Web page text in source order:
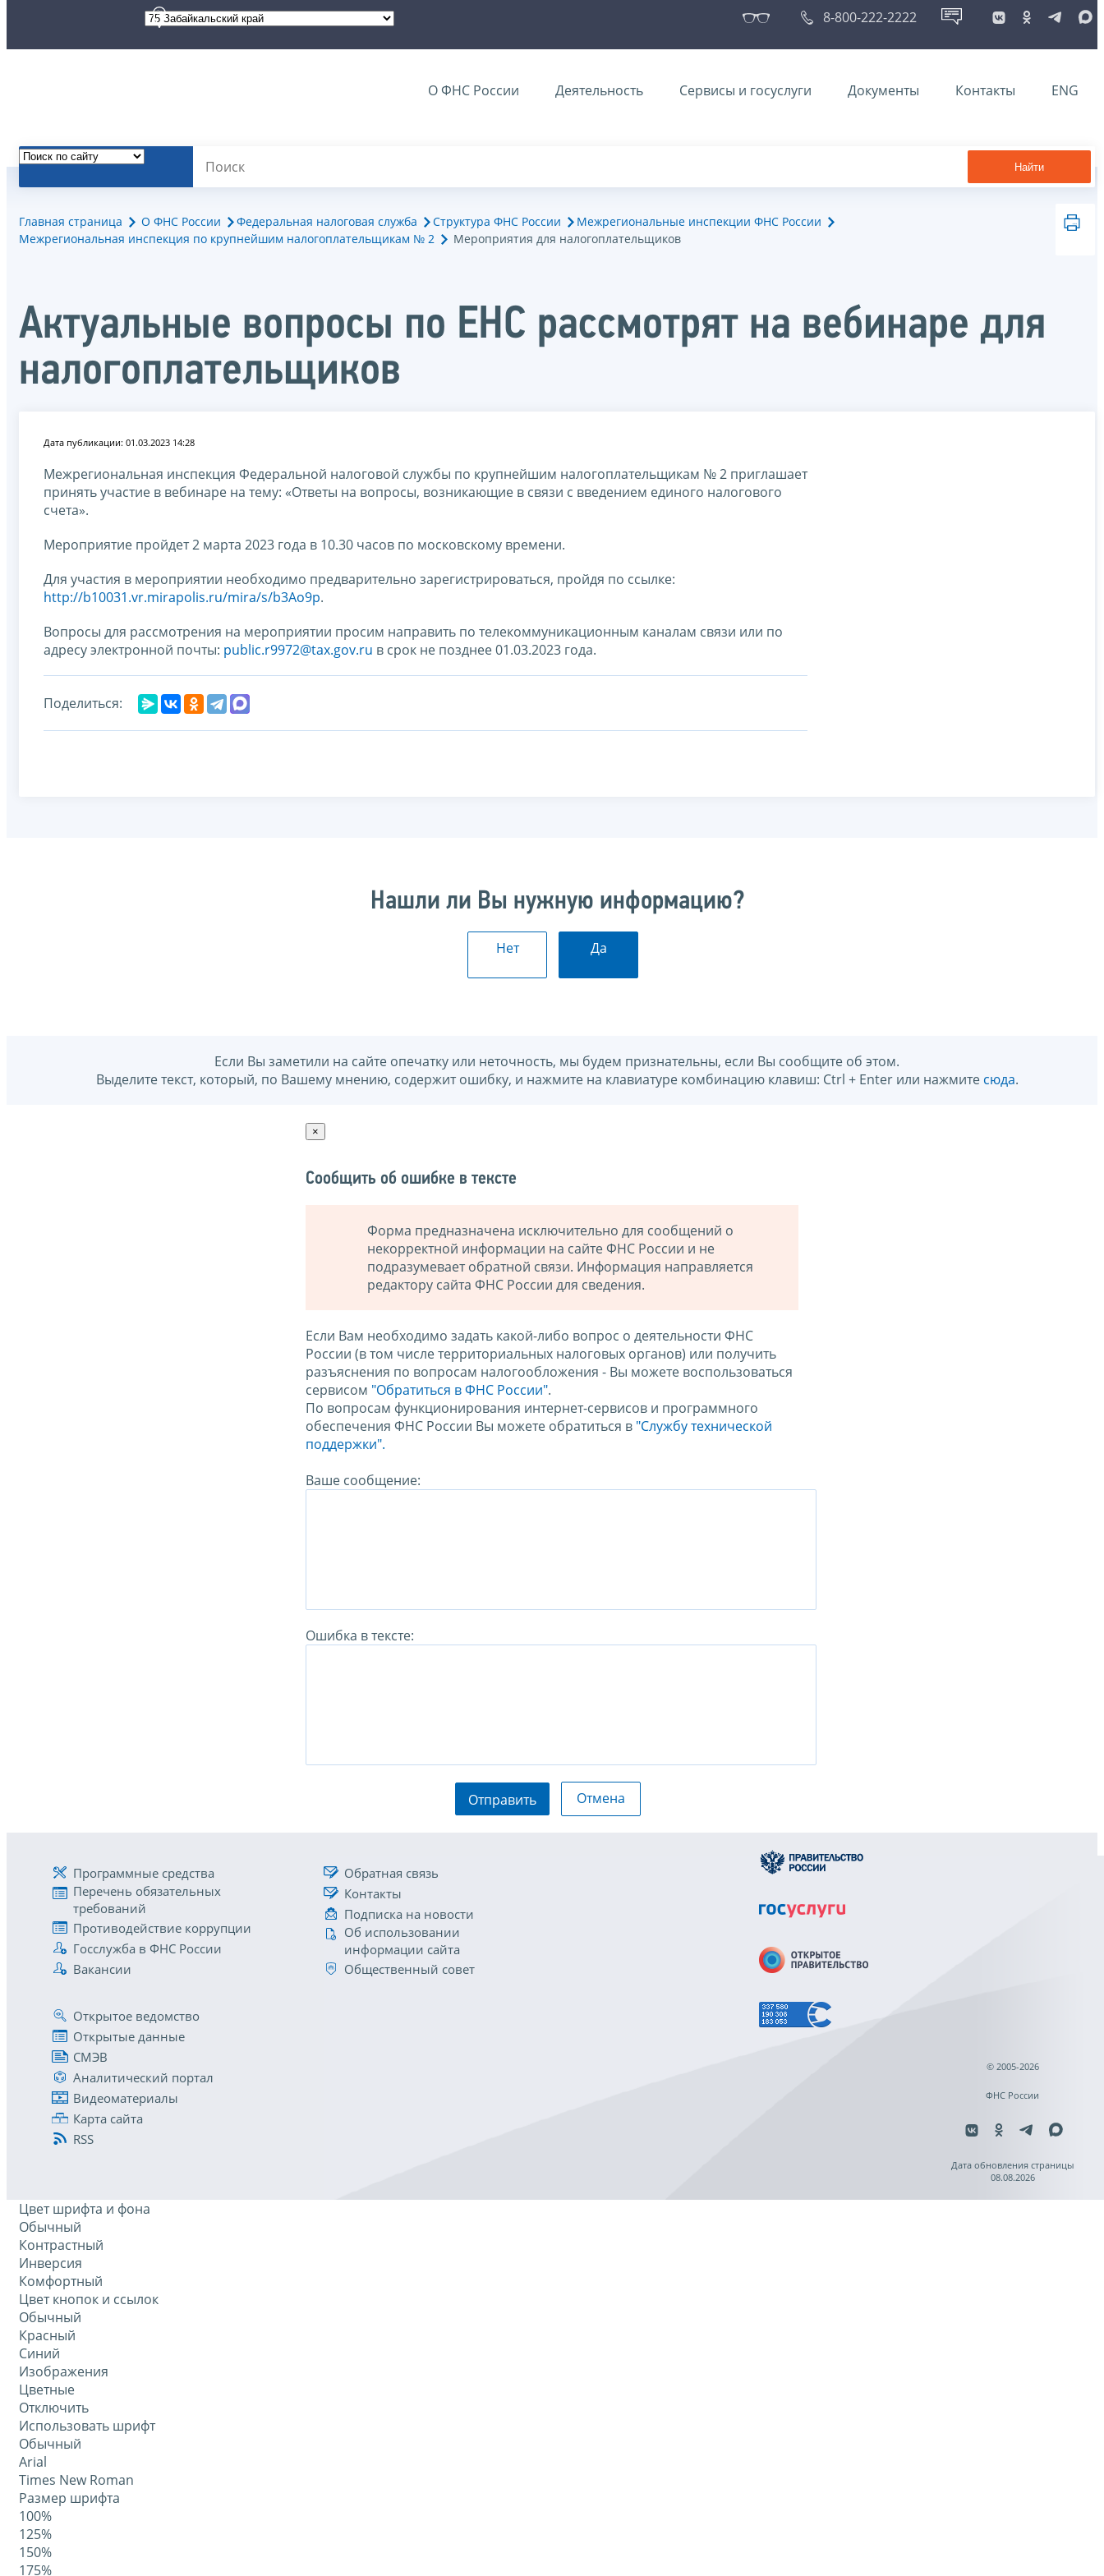
8-800-222-2222
О ФНС России Деятельность Сервисы и госуслуги Документы Контакты ENG
Найти
Главная страница О ФНС России Федеральная налоговая служба Структура ФНС России
Межрегиональные инспекции ФНС России
Межрегиональная инспекция по крупнейшим налогоплательщикам № 2
Мероприятия для налогоплательщиков
Актуальные вопросы по ЕНС рассмотрят на вебинаре для
налогоплательщиков
Дата публикации: 01.03.2023 14:28
Межрегиональная инспекция Федеральной налоговой службы по крупнейшим налогоплательщикам № 2 приглашает
принять участие в вебинаре на тему: «Ответы на вопросы, возникающие в связи с введением единого налогового
счета».
Мероприятие пройдет 2 марта 2023 года в 10.30 часов по московскому времени.
Для участия в мероприятии необходимо предварительно зарегистрироваться, пройдя по ссылке:
http://b10031.vr.mirapolis.ru/mira/s/b3Ao9p.
Вопросы для рассмотрения на мероприятии просим направить по телекоммуникационным каналам связи или по
адресу электронной почты: public.r9972@tax.gov.ru в срок не позднее 01.03.2023 года.
Поделиться:
Нашли ли Вы нужную информацию?
Нет Да
Если Вы заметили на сайте опечатку или неточность, мы будем признательны, если Вы сообщите об этом.
Выделите текст, который, по Вашему мнению, содержит ошибку, и нажмите на клавиатуре комбинацию клавиш: Ctrl + Enter или нажмите сюда.
×
Сообщить об ошибке в тексте
Форма предназначена исключительно для сообщений о
некорректной информации на сайте ФНС России и не
подразумевает обратной связи. Информация направляется
редактору сайта ФНС России для сведения.
Если Вам необходимо задать какой-либо вопрос о деятельности ФНС
России (в том числе территориальных налоговых органов) или получить
разъяснения по вопросам налогообложения - Вы можете воспользоваться
сервисом "Обратиться в ФНС России".
По вопросам функционирования интернет-сервисов и программного
обеспечения ФНС России Вы можете обратиться в "Службу технической
поддержки".
Ваше сообщение:
Ошибка в тексте:
Отправить Отмена
Программные средства
Перечень обязательных
требований
Противодействие коррупции
Госслужба в ФНС России
Вакансии
Обратная связь
Контакты
Подписка на новости
Об использовании
информации сайта
Общественный совет
Открытое ведомство
Открытые данные
СМЭВ
Аналитический портал
Видеоматериалы
Карта сайта
RSS
© 2005-2026
ФНС России
Дата обновления страницы
08.08.2026
Цвет шрифта и фона
Обычный
Контрастный
Инверсия
Комфортный
Цвет кнопок и ссылок
Обычный
Красный
Синий
Изображения
Цветные
Отключить
Использовать шрифт
Обычный
Arial
Times New Roman
Размер шрифта
100%
125%
150%
175%